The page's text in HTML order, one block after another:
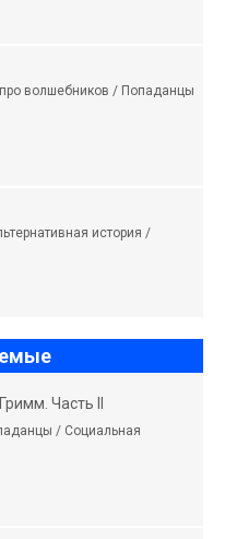
волшебников / Попаданцы
история /
Часть II
/ Социальная